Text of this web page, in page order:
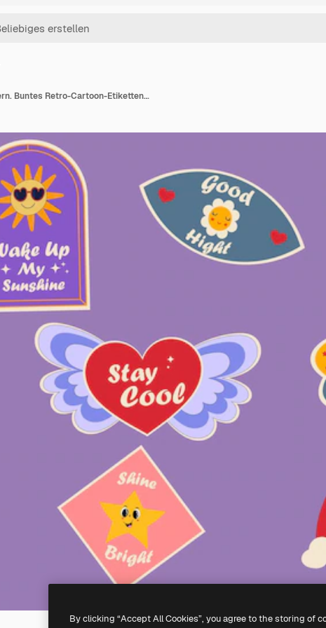
Set mit trendigen Retro-Emotionsaufklebern. Buntes Retro-Cartoon-Etikettenform-Set
By clicking “Accept All Cookies”, you agree to the storing of